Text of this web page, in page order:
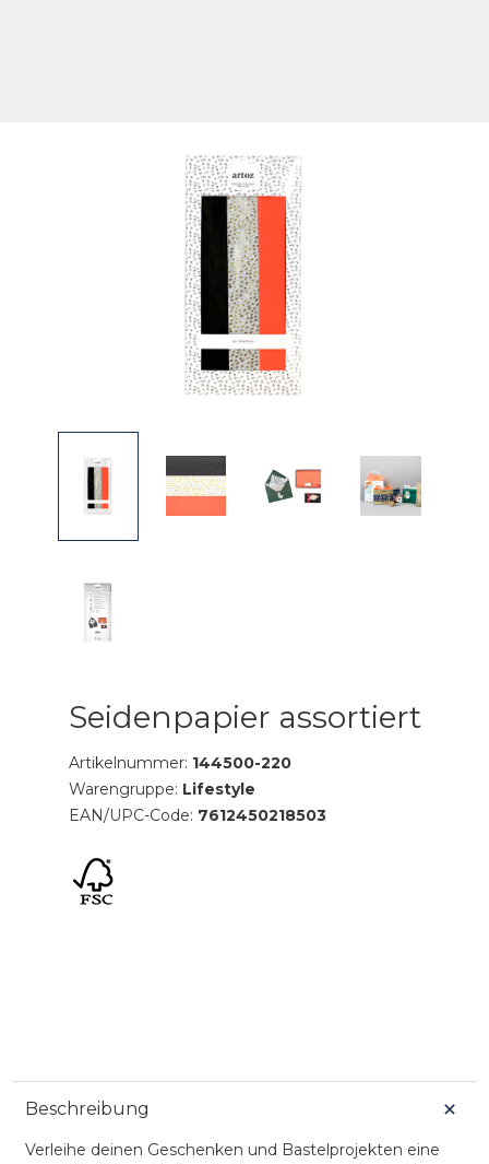
Seidenpapier assortiert
Artikelnummer: 144500-220
Warengruppe: Lifestyle
EAN/UPC-Code: 7612450218503
Beschreibung
Verleihe deinen Geschenken und Bastelprojekten eine